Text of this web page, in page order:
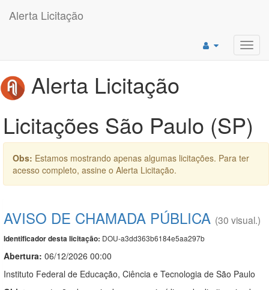
Alerta Licitação
Alerta Licitação
Licitações São Paulo (SP)
Obs: Estamos mostrando apenas algumas licitações. Para ter
acesso completo, assine o Alerta Licitação.
AVISO DE CHAMADA PÚBLICA (30 visual.)
Identificador desta licitação: DOU-a3dd363b6184e5aa297b
Abertura: 06/12/2026 00:00
Instituto Federal de Educação, Ciência e Tecnologia de São Paulo